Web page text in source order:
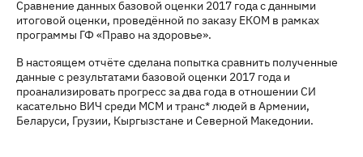
Сравнение данных базовой оценки 2017 года с данными
итоговой оценки, проведённой по заказу ЕКОМ в рамках
программы ГФ «Право на здоровье».
В настоящем отчёте сделана попытка сравнить полученные
данные с результатами базовой оценки 2017 года и
проанализировать прогресс за два года в отношении СИ
касательно ВИЧ среди МСМ и транс* людей в Армении,
Беларуси, Грузии, Кыргызстане и Северной Македонии.